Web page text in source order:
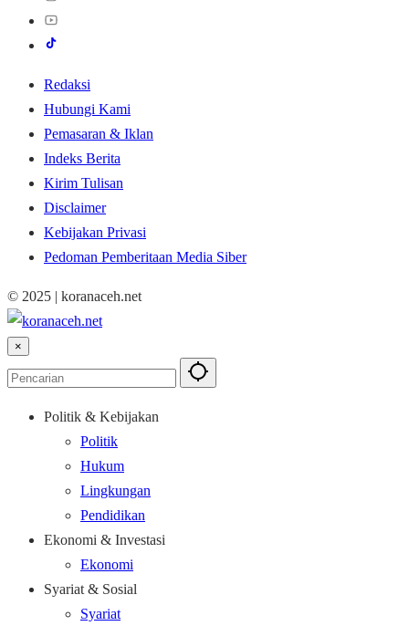
Redaksi
Hubungi Kami
Pemasaran & Iklan
Indeks Berita
Kirim Tulisan
Disclaimer
Kebijakan Privasi
Pedoman Pemberitaan Media Siber
© 2025 | koranaceh.net
×
Politik & Kebijakan
Politik
Hukum
Lingkungan
Pendidikan
Ekonomi & Investasi
Ekonomi
Syariat & Sosial
Syariat